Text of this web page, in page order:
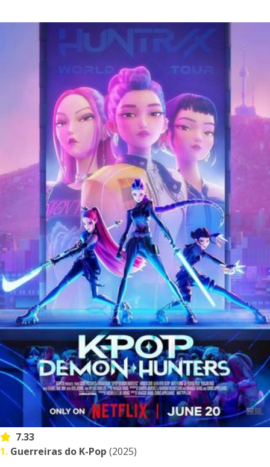
7.33
1. Guerreiras do K-Pop (2025)